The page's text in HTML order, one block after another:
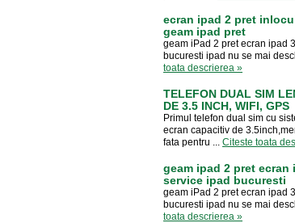
ecran ipad 2 pret
geam ipad pret
geam iPad 2 pret ecran ipad
bucuresti ipad nu se mai
toata descrierea »
TELEFON DUAL SIM
DE 3.5 INCH, WIFI, GPS
Primul telefon dual sim cu
ecran capacitiv de
fata pentru ... Citeste toata
geam ipad 2 pret
service ipad bucuresti
geam iPad 2 pret ecran ipad
bucuresti ipad nu se mai
toata descrierea »